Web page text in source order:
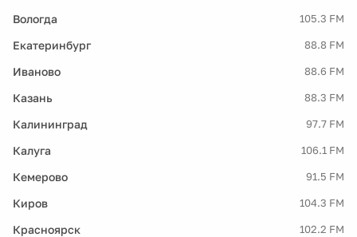
Вологда 105.3 FM
Екатеринбург 88.8 FM
Иваново 88.6 FM
Казань 88.3 FM
Калининград 97.7 FM
Калуга 106.1 FM
Кемерово 91.5 FM
Киров 104.3 FM
Красноярск 102.2 FM